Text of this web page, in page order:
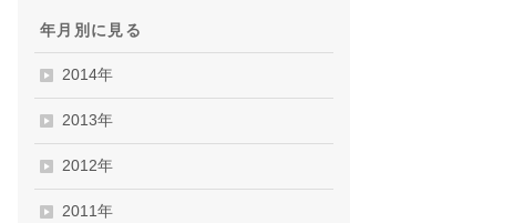
年月別に見る
2014年
2013年
2012年
2011年